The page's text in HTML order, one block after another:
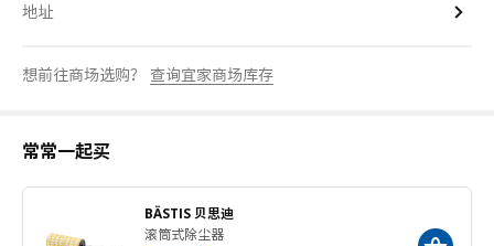
地址
想前往商场选购？ 查询宜家商场库存
常常一起买
BÄSTIS 贝思迪
滚筒式除尘器